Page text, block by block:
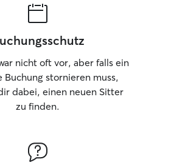
nicht oft vor, aber falls ein
Buchung stornieren muss,
dabei, einen neuen Sitter
zu finden.